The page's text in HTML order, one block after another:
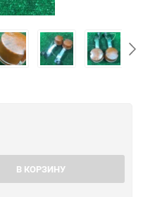
В КОРЗИНУ